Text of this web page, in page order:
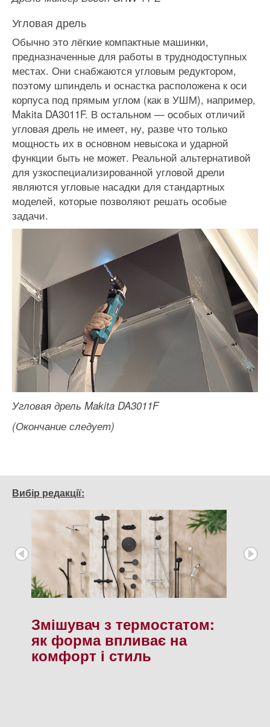
Угловая дрель
Обычно это лёгкие компактные машинки,
предназначенные для работы в труднодоступных
местах. Они снабжаются угловым редуктором,
поэтому шпиндель и оснастка расположена к оси
корпуса под прямым углом (как в УШМ), например,
Makita DA3011F. В остальном — особых отличий
угловая дрель не имеет, ну, разве что только
мощность их в основном невысока и ударной
функции быть не может. Реальной альтернативой
для узкоспециализированной угловой дрели
являются угловые насадки для стандартных
моделей, которые позволяют решать особые
задачи.
Угловая дрель Makita DA3011F
(Окончание следует)
Вибір редакції:
Змішувач з термостатом:
як форма впливає на
комфорт і стиль